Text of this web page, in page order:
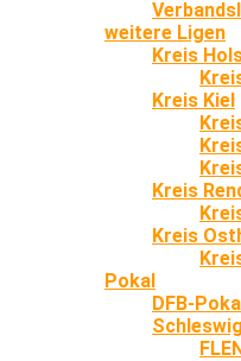
weitere Ligen
Kreis
Kreis Kiel
Kreis
Kreis
Pokal
DFB-